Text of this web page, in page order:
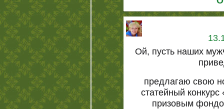
Ой, пусть наших
предлагаю свою
статейный
призовым